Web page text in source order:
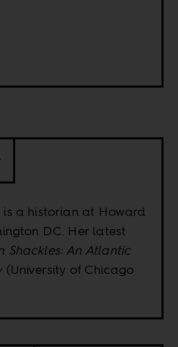
a historian at Howard
DC. Her latest
Shackles: An Atlantic
(University of Chicago